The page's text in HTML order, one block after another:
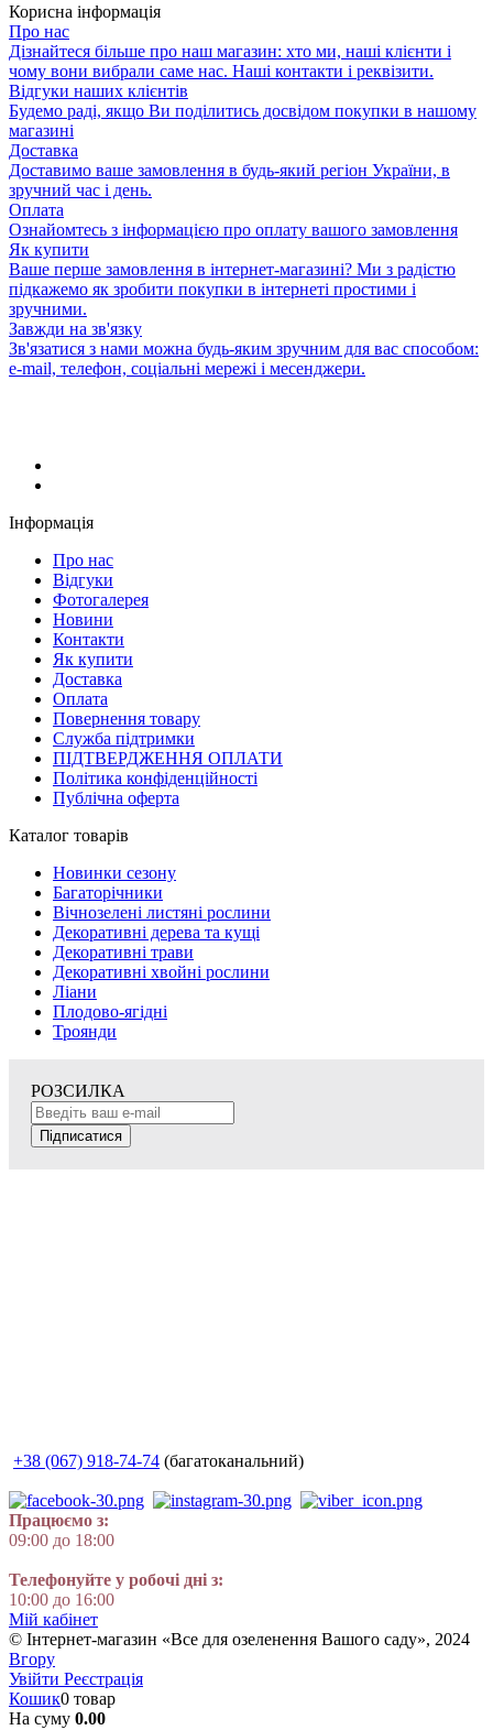
Корисна інформація
Про нас
Дізнайтеся більше про наш магазин: хто ми, наші клієнти і
чому вони вибрали саме нас. Наші контакти і реквізити.
Відгуки наших клієнтів
Будемо раді, якщо Ви поділитись досвідом покупки в нашому
магазині
Доставка
Доставимо ваше замовлення в будь-який регіон України, в
зручний час і день.
Оплата
Ознайомтесь з інформацією про оплату вашого замовлення
Як купити
Ваше перше замовлення в інтернет-магазині? Ми з радістю
підкажемо як зробити покупки в інтернеті простими і
зручними.
Завжди на зв'язку
Зв'язатися з нами можна будь-яким зручним для вас способом:
e-mail, телефон, соціальні мережі і месенджери.
Інформація
Про нас
Відгуки
Фотогалерея
Новини
Контакти
Як купити
Доставка
Оплата
Повернення товару
Служба підтримки
ПІДТВЕРДЖЕННЯ ОПЛАТИ
Політика конфіденційності
Публічна оферта
Каталог товарів
Новинки сезону
Багаторічники
Вічнозелені листяні рослини
Декоративні дерева та кущі
Декоративні трави
Декоративні хвойні рослини
Ліани
Плодово-ягідні
Троянди
РОЗСИЛКА
Підписатися
+38 (067) 918-74-74 (багатоканальний)
Працюємо з:
09:00 до 18:00
Телефонуйте у робочі дні з:
10:00 до 16:00
Мій кабінет
© Інтернет-магазин «Все для озеленення Вашого саду», 2024
Вгору
Увійти Реєстрація
Кошик0 товар
На суму 0.00